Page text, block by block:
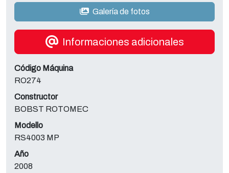
Galería de fotos
Informaciones adicionales
Código Máquina
RO274
Constructor
BOBST ROTOMEC
Modello
RS4003 MP
Año
2008